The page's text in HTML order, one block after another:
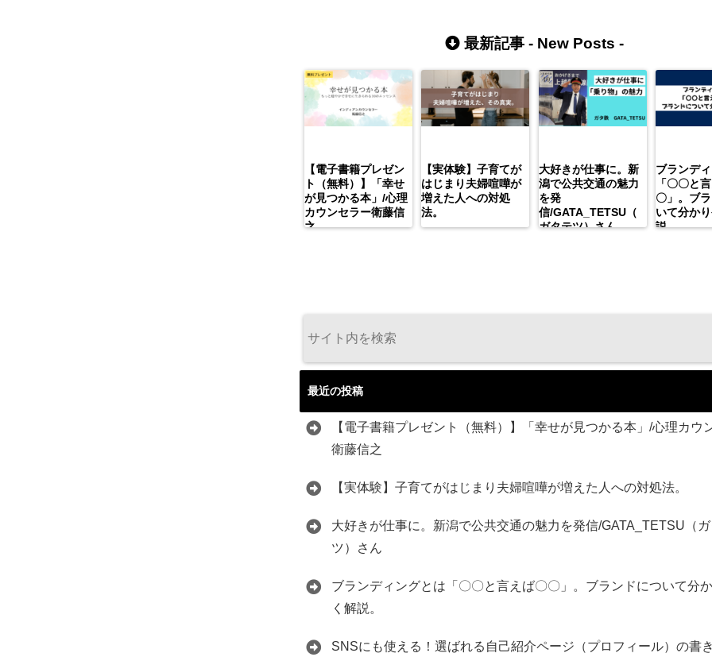
最新記事 - New Posts -
【電子書籍プレゼン
ト（無料）】「幸せ
が見つかる本」/心理
カウンセラー衛藤信
之
【実体験】子育てが
はじまり夫婦喧嘩が
増えた人への対処
法。
大好きが仕事に。新
潟で公共交通の魅力
を発
信/GATA_TETSU（
ガタテツ）さん
ブランデ
「〇〇と
〇」。ブ
いて分か
説。
最近の投稿
【電子書籍プレゼント（無料）】「幸せが見つかる本」/心理カウ
衛藤信之
【実体験】子育てがはじまり夫婦喧嘩が増えた人への対処法。
大好きが仕事に。新潟で公共交通の魅力を発信/GATA_TETSU（
ツ）さん
ブランディングとは「〇〇と言えば〇〇」。ブランドについて分
く解説。
SNSにも使える！選ばれる自己紹介ページ（プロフィール）の書